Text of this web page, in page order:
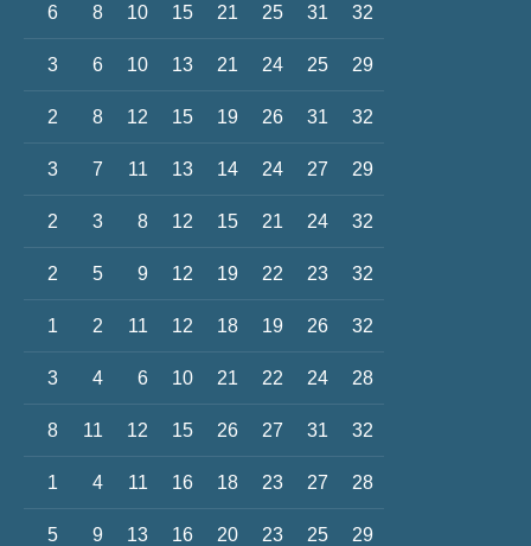
6 8 10 15 21 25 31 32
3 6 10 13 21 24 25 29
2 8 12 15 19 26 31 32
3 7 11 13 14 24 27 29
2 3 8 12 15 21 24 32
2 5 9 12 19 22 23 32
1 2 11 12 18 19 26 32
3 4 6 10 21 22 24 28
8 11 12 15 26 27 31 32
1 4 11 16 18 23 27 28
5 9 13 16 20 23 25 29